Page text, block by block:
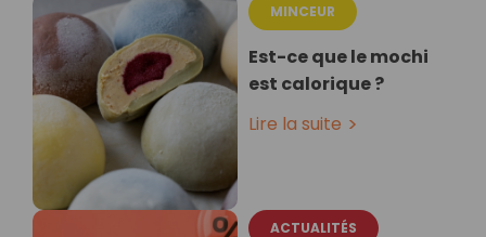
MINCEUR
Est-ce que le mochi
est calorique ?
Lire la suite
ACTUALITÉS